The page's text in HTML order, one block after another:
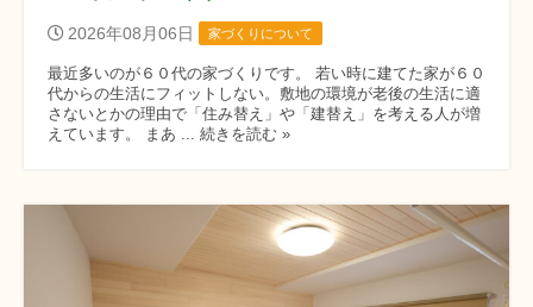
2026年08月06日 家づくりについて
最近多いのが６０代の家づくりです。 若い時に建てた家が６０
代からの生活にフィットしない。敷地の環境が老後の生活に適
さないとかの理由で「住み替え」や「建替え」を考える人が増
えています。 まあ ... 続きを読む »